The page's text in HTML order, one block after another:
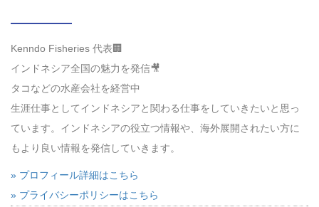
Kenndo Fisheries 代表🏢
インドネシア全国の魅力を発信🎥
タコなどの水産会社を経営中
生涯仕事としてインドネシアと関わる仕事をしていきたいと思っ
ています。インドネシアの役立つ情報や、海外展開されたい方に
もより良い情報を発信していきます。
» プロフィール詳細はこちら
» プライバシーポリシーはこちら